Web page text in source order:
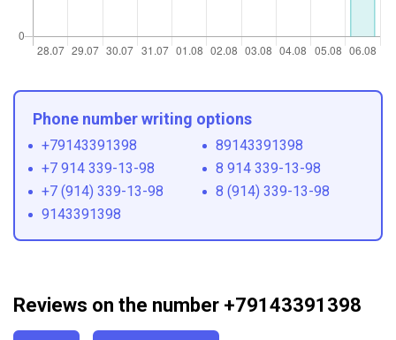
Phone number writing options
+79143391398
89143391398
+7 914 339-13-98
8 914 339-13-98
+7 (914) 339-13-98
8 (914) 339-13-98
9143391398
Reviews on the number +79143391398